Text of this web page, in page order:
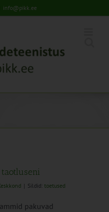
info@pikk.ee
taotluseni
| Sildid: toetused
pakuvad